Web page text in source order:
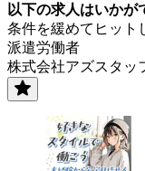
以下の求人はいかが
条件を緩めてヒット
派遣労働者
株式会社アズスタッ